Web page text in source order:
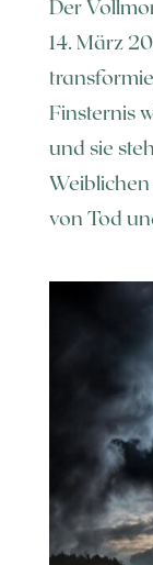
Der
14. März
Finsternis
und sie
von Tod